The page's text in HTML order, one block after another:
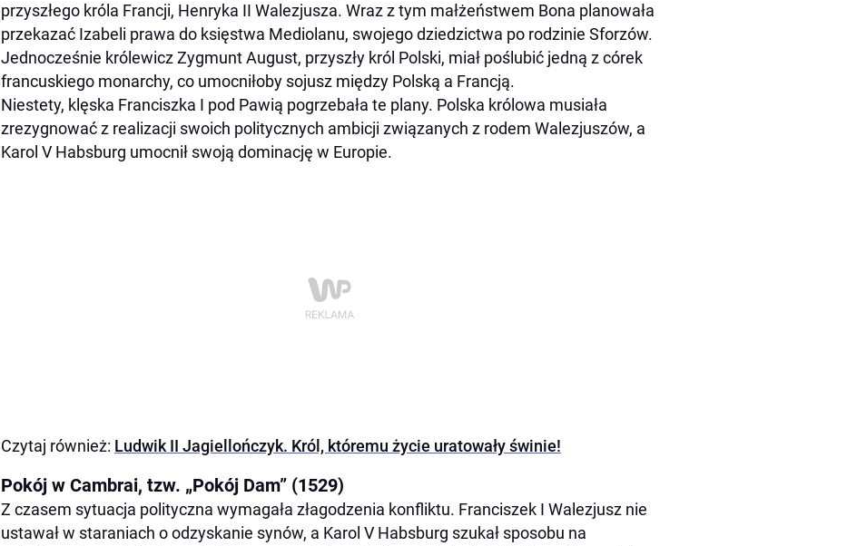
przyszłego króla Francji, Henryka II Walezjusza. Wraz z tym małżeństwem Bona planowała
przekazać Izabeli prawa do księstwa Mediolanu, swojego dziedzictwa po rodzinie Sforzów.
Jednocześnie królewicz Zygmunt August, przyszły król Polski, miał poślubić jedną z córek
francuskiego monarchy, co umocniłoby sojusz między Polską a Francją.
Niestety, klęska Franciszka I pod Pawią pogrzebała te plany. Polska królowa musiała
zrezygnować z realizacji swoich politycznych ambicji związanych z rodem Walezjuszów, a
Karol V Habsburg umocnił swoją dominację w Europie.
Czytaj również: Ludwik II Jagiellończyk. Król, któremu życie uratowały świnie!
Pokój w Cambrai, tzw. „Pokój Dam” (1529)
Z czasem sytuacja polityczna wymagała złagodzenia konfliktu. Franciszek I Walezjusz nie
ustawał w staraniach o odzyskanie synów, a Karol V Habsburg szukał sposobu na